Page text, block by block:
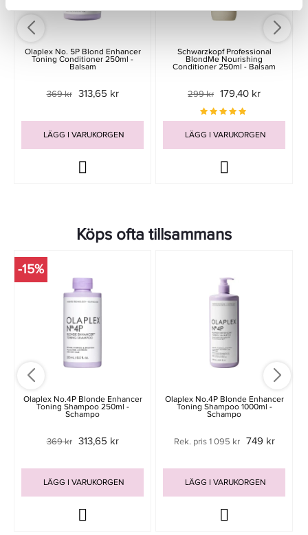
Olaplex No. 5P Blond Enhancer
Toning Conditioner 250ml -
Balsam
369 kr 313,65 kr
LÄGG I VARUKORGEN
Schwarzkopf Professional
BlondMe Nourishing
Conditioner 250ml - Balsam
299 kr 179,40 kr
LÄGG I VARUKORGEN
Köps ofta tillsammans
-15%
Olaplex No.4P Blonde Enhancer
Toning Shampoo 250ml -
Schampo
369 kr 313,65 kr
LÄGG I VARUKORGEN
Olaplex No.4P Blonde Enhancer
Toning Shampoo 1000ml -
Schampo
Rek. pris 1 095 kr 749 kr
LÄGG I VARUKORGEN